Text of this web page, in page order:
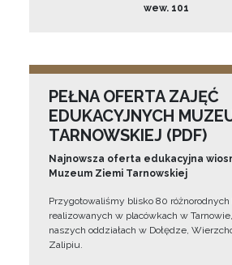
wew. 101
PEŁNA OFERTA ZAJĘĆ
EDUKACYJNYCH
TARNOWSKIEJ (PDF)
Najnowsza oferta edukacyjna
Muzeum Ziemi Tarnowskiej
Przygotowaliśmy blisko 80
realizowanych w placówkach w
naszych oddziałach w Dołędze,
Zalipiu.